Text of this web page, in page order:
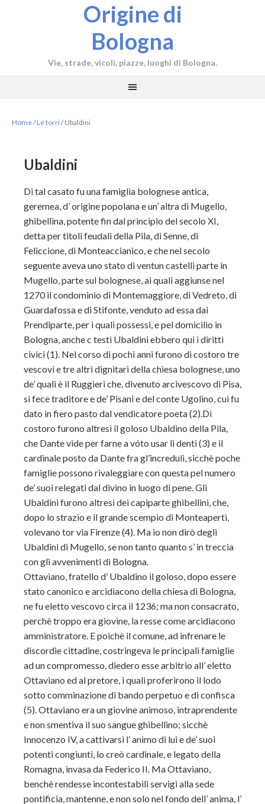
Origine di
Bologna
Vie, strade, vicoli, piazze, luoghi di Bologna.
Home/Le torri/Ubaldini
Ubaldini
Di tal casato fu una famiglia bolognese antica,
geremea, d’ origine popolana e un’ altra di Mugello,
ghibellina, potente fin dal principio del secolo XI,
detta per titoli feudali della Pila, di Senne, di
Feliccione, di Monteaccianico, e che nel secolo
seguente aveva uno stato di ventun castelli parte in
Mugello, parte sul bolognese, ai quali aggiunse nel
1270 il condominio di Montemaggiore, di Vedreto, di
Guardafossa e di Stifonte, venduto ad essa dai
Prendiparte, per i quali possessi, e pel domicilio in
Bologna, anche c testi Ubaldini ebbero qui i diritti
civici (1). Nel corso di pochi anni furono di costoro tre
vescovi e tre altri dignitari della chiesa bolognese, uno
de’ quali è il Ruggieri che, divenuto arcivescovo di Pisa,
si fece traditore e de’ Pisani e del conte Ugolino, cui fu
dato in fiero pasto dal vendicatore poeta (2).Di
costoro furono altresì il goloso Ubaldino della Pila,
che Dante vide per farne a vóto usar li denti (3) e il
cardinale posto da Dante fra gl’increduli, sicchè poche
famiglie possono rivaleggiare con questa pel numero
de’ suoi relegati dal divino in luogo di pene. Gli
Ubaldini furono altresì dei capiparte ghibellini, che,
dopo lo strazio e il grande scempio di Monteaperti,
volevano tor via Firenze (4). Ma io non dirò degli
Ubaldini di Mugello, se non tanto quanto s’ in treccia
con gli avvenimenti di Bologna.
Ottaviano, fratello d’ Ubaldino il goloso, dopo essere
stato canonico e arcidiacono della chiesa di Bologna,
ne fu eletto vescovo circa il 1236; ma non consacrato,
perchè troppo era giovine, la resse come arcidiacono
amministratore. E poichè il comune, ad infrenare le
discordie cittadine, costringeva le principali famiglie
ad un compromesso, diedero esse arbitrio all’ eletto
Ottaviano ed al pretore, i quali proferirono il lodo
sotto comminazione di bando perpetuo e di confisca
(5). Ottaviano era un giovine animoso, intraprendente
e non smentiva il suo sangue ghibellino; sicchè
Innocenzo IV, a cattivarsi l’ animo di lui e de’ suoi
potenti congiunti, lo creò cardinale, e legato della
Romagna, invasa da Federico II. Ma Ottaviano,
benchè rendesse incontestabili servigi alla sede
pontificia, mantenne, e non solo nel fondo dell’ anima, l’